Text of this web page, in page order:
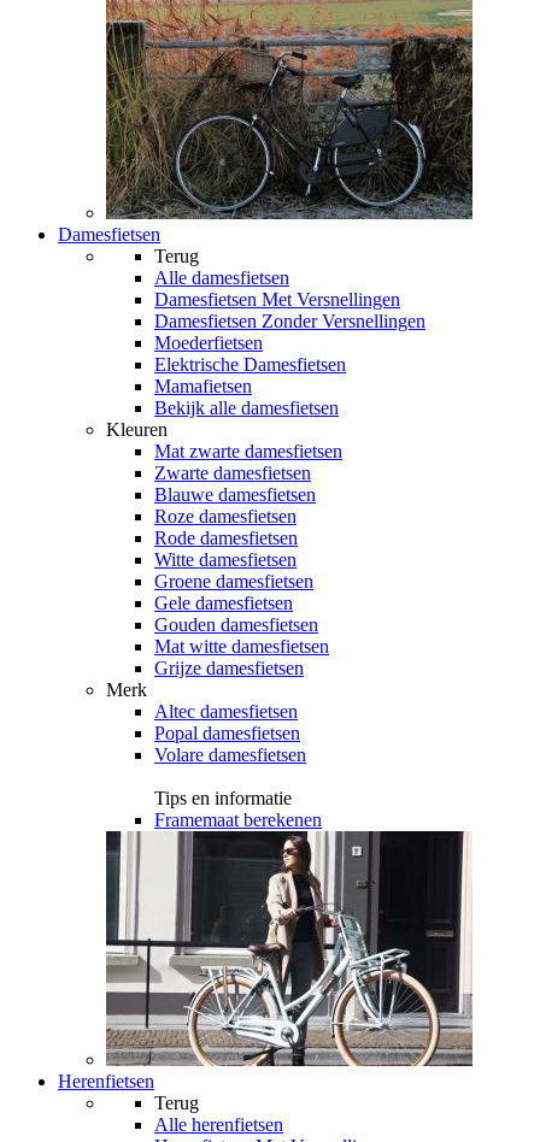
Damesfietsen
Terug
Alle damesfietsen
Damesfietsen Met Versnellingen
Damesfietsen Zonder Versnellingen
Moederfietsen
Elektrische Damesfietsen
Mamafietsen
Bekijk alle damesfietsen
Kleuren
Mat zwarte damesfietsen
Zwarte damesfietsen
Blauwe damesfietsen
Roze damesfietsen
Rode damesfietsen
Witte damesfietsen
Groene damesfietsen
Gele damesfietsen
Gouden damesfietsen
Mat witte damesfietsen
Grijze damesfietsen
Merk
Altec damesfietsen
Popal damesfietsen
Volare damesfietsen
Tips en informatie
Framemaat berekenen
Herenfietsen
Terug
Alle herenfietsen